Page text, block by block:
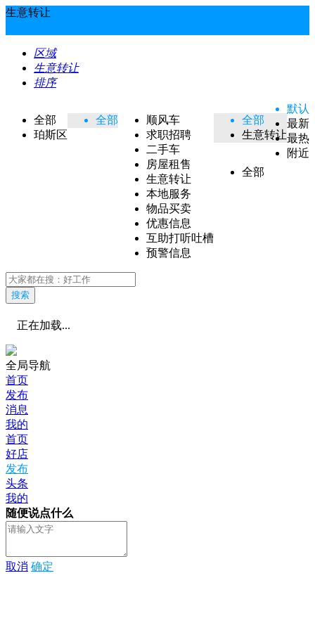
生意转让
区域
生意转让
排序
全部
珀斯区
全部
顺风车
求职招聘
二手车
房屋租售
生意转让
本地服务
物品买卖
优惠信息
互助打听吐槽
预警信息
全部
生意转让
全部
默认
最新
最热
附近
搜索
正在加载...
全局导航
首页
发布
消息
我的
首页
好店
发布
头条
我的
随便说点什么
取消 确定